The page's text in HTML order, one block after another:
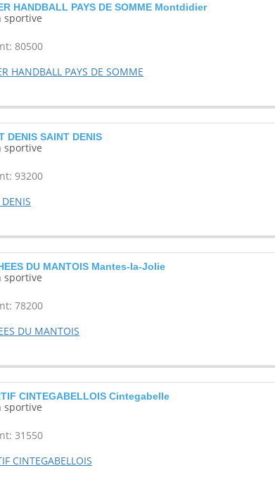
HANDBALL PAYS DE SOMME Montdidier
sportive
80500
HANDBALL PAYS DE SOMME
DENIS SAINT DENIS
sportive
93200
DU MANTOIS Mantes-la-Jolie
sportive
78200
DU MANTOIS
CINTEGABELLOIS Cintegabelle
sportive
31550
CINTEGABELLOIS